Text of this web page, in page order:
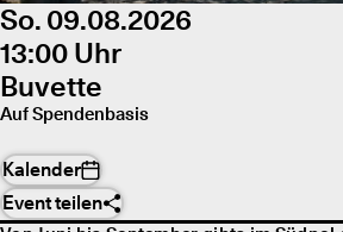
So. 09.08.2026
13:00 Uhr
Buvette
Auf Spendenbasis
Kalender
Event teilen